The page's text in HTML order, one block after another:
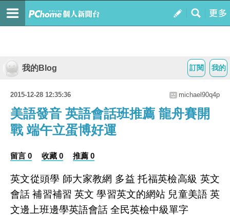
我的
訂閱
我的Blog
2015-12-28 12:35:36 michael90q4p
美語發音 英語會話班推薦 龍舟賽開
戰 端午立蛋博好運
留言 0 收藏 0 推薦 0
英文從頭學 師大家教網 多益 托福英檢高級 英文
會話 補習補習 英文 學習英文的網站 兒童美語 英
文邊上班邊學英語會話 全民英檢中級單字